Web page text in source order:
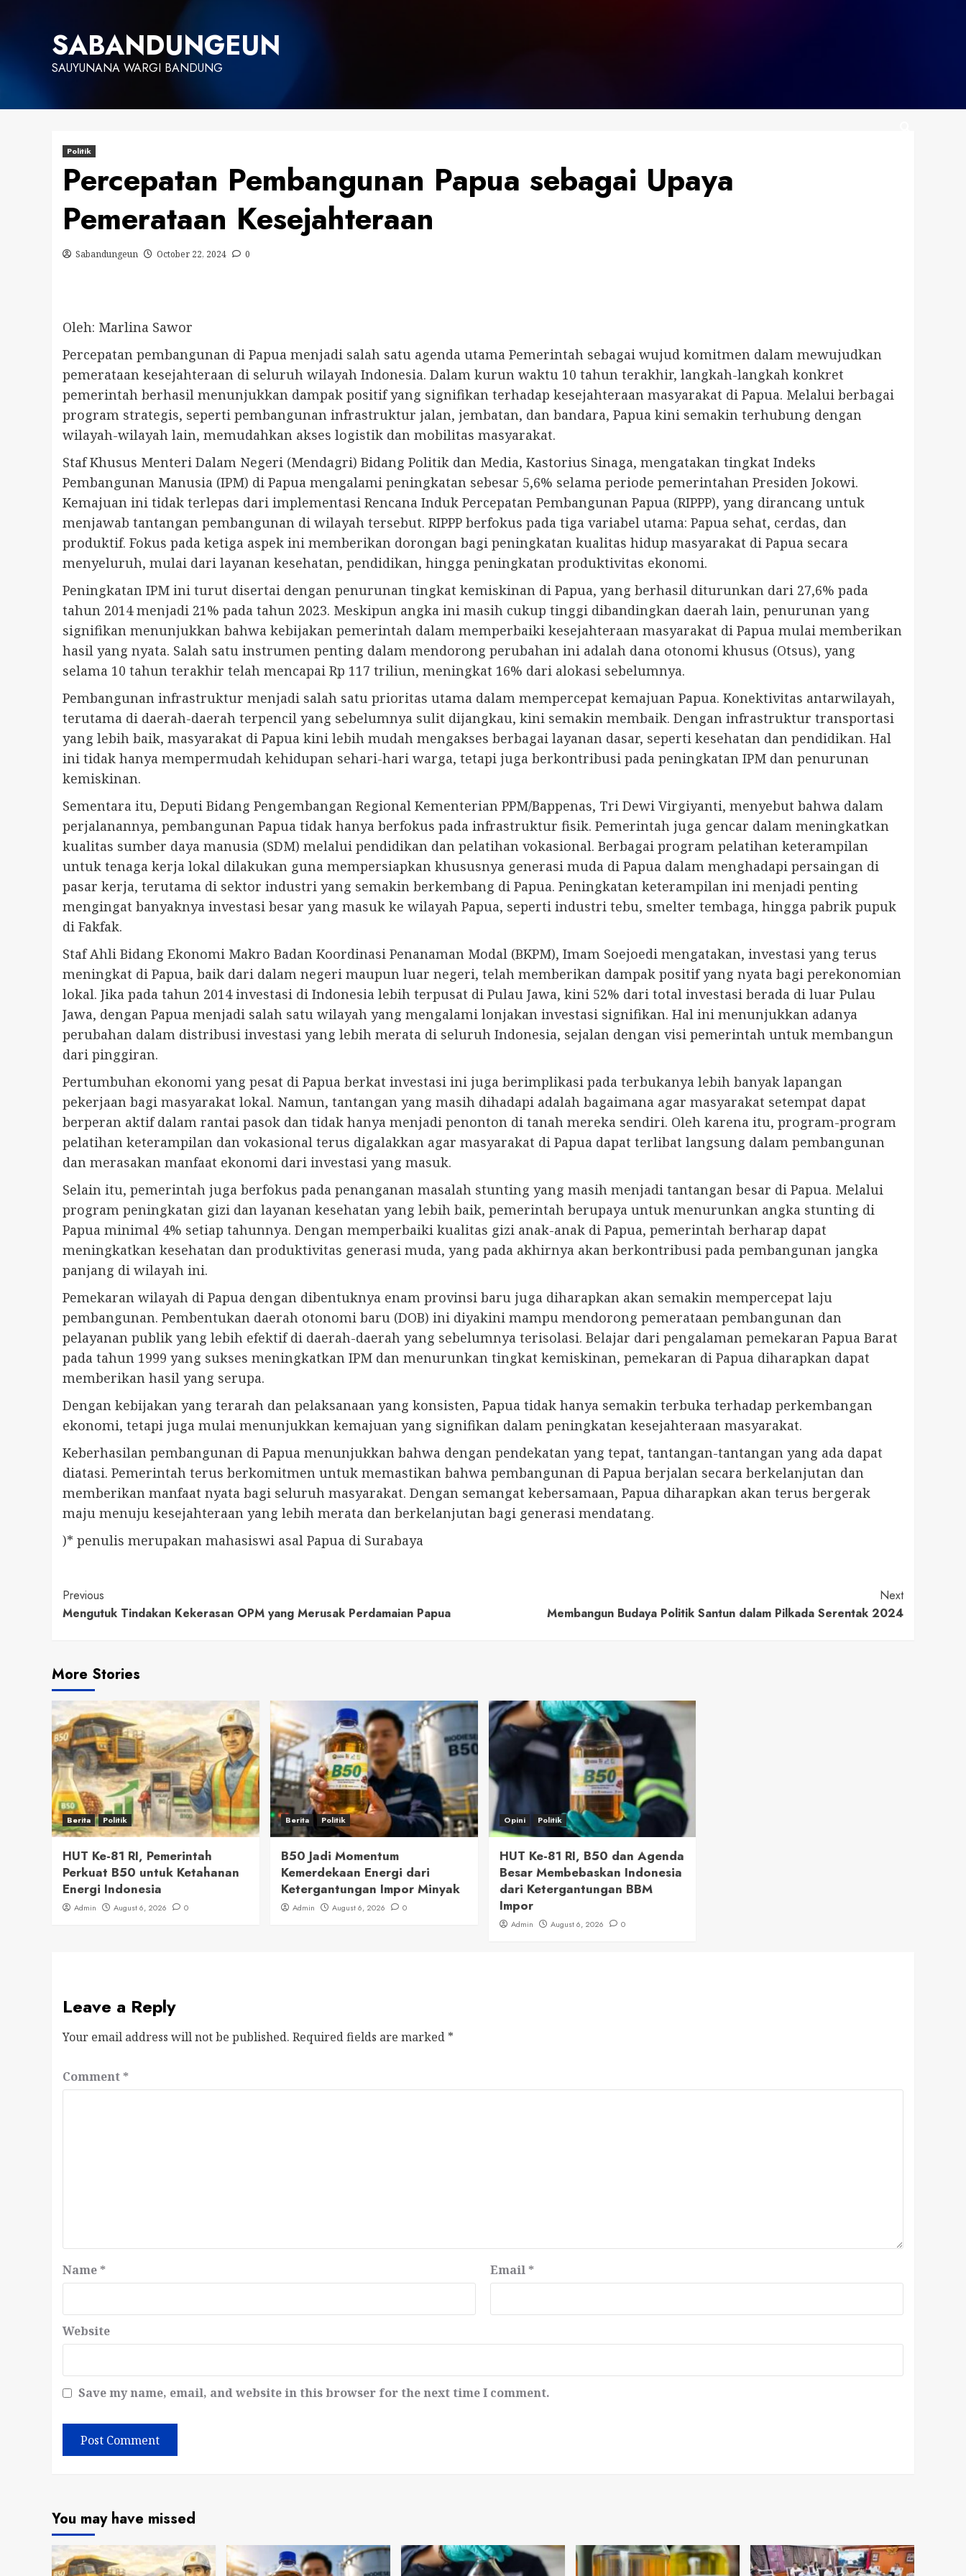
SABANDUNGEUN
SAUYUNANA WARGI BANDUNG
Politik
Percepatan Pembangunan Papua sebagai Upaya
Pemerataan Kesejahteraan
Sabandungeun October 22, 2024 0
Oleh: Marlina Sawor
Percepatan pembangunan di Papua menjadi salah satu agenda utama Pemerintah sebagai wujud komitmen dalam mewujudkan
pemerataan kesejahteraan di seluruh wilayah Indonesia. Dalam kurun waktu 10 tahun terakhir, langkah-langkah konkret
pemerintah berhasil menunjukkan dampak positif yang signifikan terhadap kesejahteraan masyarakat di Papua. Melalui berbagai
program strategis, seperti pembangunan infrastruktur jalan, jembatan, dan bandara, Papua kini semakin terhubung dengan
wilayah-wilayah lain, memudahkan akses logistik dan mobilitas masyarakat.
Staf Khusus Menteri Dalam Negeri (Mendagri) Bidang Politik dan Media, Kastorius Sinaga, mengatakan tingkat Indeks
Pembangunan Manusia (IPM) di Papua mengalami peningkatan sebesar 5,6% selama periode pemerintahan Presiden Jokowi.
Kemajuan ini tidak terlepas dari implementasi Rencana Induk Percepatan Pembangunan Papua (RIPPP), yang dirancang untuk
menjawab tantangan pembangunan di wilayah tersebut. RIPPP berfokus pada tiga variabel utama: Papua sehat, cerdas, dan
produktif. Fokus pada ketiga aspek ini memberikan dorongan bagi peningkatan kualitas hidup masyarakat di Papua secara
menyeluruh, mulai dari layanan kesehatan, pendidikan, hingga peningkatan produktivitas ekonomi.
Peningkatan IPM ini turut disertai dengan penurunan tingkat kemiskinan di Papua, yang berhasil diturunkan dari 27,6% pada
tahun 2014 menjadi 21% pada tahun 2023. Meskipun angka ini masih cukup tinggi dibandingkan daerah lain, penurunan yang
signifikan menunjukkan bahwa kebijakan pemerintah dalam memperbaiki kesejahteraan masyarakat di Papua mulai memberikan
hasil yang nyata. Salah satu instrumen penting dalam mendorong perubahan ini adalah dana otonomi khusus (Otsus), yang
selama 10 tahun terakhir telah mencapai Rp 117 triliun, meningkat 16% dari alokasi sebelumnya.
Pembangunan infrastruktur menjadi salah satu prioritas utama dalam mempercepat kemajuan Papua. Konektivitas antarwilayah,
terutama di daerah-daerah terpencil yang sebelumnya sulit dijangkau, kini semakin membaik. Dengan infrastruktur transportasi
yang lebih baik, masyarakat di Papua kini lebih mudah mengakses berbagai layanan dasar, seperti kesehatan dan pendidikan. Hal
ini tidak hanya mempermudah kehidupan sehari-hari warga, tetapi juga berkontribusi pada peningkatan IPM dan penurunan
kemiskinan.
Sementara itu, Deputi Bidang Pengembangan Regional Kementerian PPM/Bappenas, Tri Dewi Virgiyanti, menyebut bahwa dalam
perjalanannya, pembangunan Papua tidak hanya berfokus pada infrastruktur fisik. Pemerintah juga gencar dalam meningkatkan
kualitas sumber daya manusia (SDM) melalui pendidikan dan pelatihan vokasional. Berbagai program pelatihan keterampilan
untuk tenaga kerja lokal dilakukan guna mempersiapkan khususnya generasi muda di Papua dalam menghadapi persaingan di
pasar kerja, terutama di sektor industri yang semakin berkembang di Papua. Peningkatan keterampilan ini menjadi penting
mengingat banyaknya investasi besar yang masuk ke wilayah Papua, seperti industri tebu, smelter tembaga, hingga pabrik pupuk
di Fakfak.
Staf Ahli Bidang Ekonomi Makro Badan Koordinasi Penanaman Modal (BKPM), Imam Soejoedi mengatakan, investasi yang terus
meningkat di Papua, baik dari dalam negeri maupun luar negeri, telah memberikan dampak positif yang nyata bagi perekonomian
lokal. Jika pada tahun 2014 investasi di Indonesia lebih terpusat di Pulau Jawa, kini 52% dari total investasi berada di luar Pulau
Jawa, dengan Papua menjadi salah satu wilayah yang mengalami lonjakan investasi signifikan. Hal ini menunjukkan adanya
perubahan dalam distribusi investasi yang lebih merata di seluruh Indonesia, sejalan dengan visi pemerintah untuk membangun
dari pinggiran.
Pertumbuhan ekonomi yang pesat di Papua berkat investasi ini juga berimplikasi pada terbukanya lebih banyak lapangan
pekerjaan bagi masyarakat lokal. Namun, tantangan yang masih dihadapi adalah bagaimana agar masyarakat setempat dapat
berperan aktif dalam rantai pasok dan tidak hanya menjadi penonton di tanah mereka sendiri. Oleh karena itu, program-program
pelatihan keterampilan dan vokasional terus digalakkan agar masyarakat di Papua dapat terlibat langsung dalam pembangunan
dan merasakan manfaat ekonomi dari investasi yang masuk.
Selain itu, pemerintah juga berfokus pada penanganan masalah stunting yang masih menjadi tantangan besar di Papua. Melalui
program peningkatan gizi dan layanan kesehatan yang lebih baik, pemerintah berupaya untuk menurunkan angka stunting di
Papua minimal 4% setiap tahunnya. Dengan memperbaiki kualitas gizi anak-anak di Papua, pemerintah berharap dapat
meningkatkan kesehatan dan produktivitas generasi muda, yang pada akhirnya akan berkontribusi pada pembangunan jangka
panjang di wilayah ini.
Pemekaran wilayah di Papua dengan dibentuknya enam provinsi baru juga diharapkan akan semakin mempercepat laju
pembangunan. Pembentukan daerah otonomi baru (DOB) ini diyakini mampu mendorong pemerataan pembangunan dan
pelayanan publik yang lebih efektif di daerah-daerah yang sebelumnya terisolasi. Belajar dari pengalaman pemekaran Papua Barat
pada tahun 1999 yang sukses meningkatkan IPM dan menurunkan tingkat kemiskinan, pemekaran di Papua diharapkan dapat
memberikan hasil yang serupa.
Dengan kebijakan yang terarah dan pelaksanaan yang konsisten, Papua tidak hanya semakin terbuka terhadap perkembangan
ekonomi, tetapi juga mulai menunjukkan kemajuan yang signifikan dalam peningkatan kesejahteraan masyarakat.
Keberhasilan pembangunan di Papua menunjukkan bahwa dengan pendekatan yang tepat, tantangan-tantangan yang ada dapat
diatasi. Pemerintah terus berkomitmen untuk memastikan bahwa pembangunan di Papua berjalan secara berkelanjutan dan
memberikan manfaat nyata bagi seluruh masyarakat. Dengan semangat kebersamaan, Papua diharapkan akan terus bergerak
maju menuju kesejahteraan yang lebih merata dan berkelanjutan bagi generasi mendatang.
)* penulis merupakan mahasiswi asal Papua di Surabaya
Continue
Reading
Previous
Mengutuk Tindakan Kekerasan OPM yang Merusak Perdamaian Papua
Next
Membangun Budaya Politik Santun dalam Pilkada Serentak 2024
More Stories
Berita Politik
HUT Ke-81 RI, Pemerintah
Perkuat B50 untuk Ketahanan
Energi Indonesia
Admin August 6, 2026 0
Berita Politik
B50 Jadi Momentum
Kemerdekaan Energi dari
Ketergantungan Impor Minyak
Admin August 6, 2026 0
Opini Politik
HUT Ke-81 RI, B50 dan Agenda
Besar Membebaskan Indonesia
dari Ketergantungan BBM
Impor
Admin August 6, 2026 0
Leave a Reply
Your email address will not be published. Required fields are marked *
Comment *
Name * Email *
Website
Save my name, email, and website in this browser for the next time I comment.
You may have missed